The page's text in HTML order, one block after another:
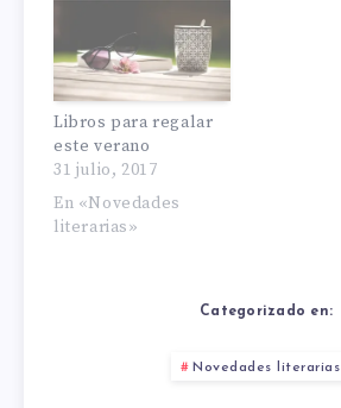
Libros para regalar
este verano
31 julio, 2017
En «Novedades
literarias»
Categorizado en:
Novedades literarias